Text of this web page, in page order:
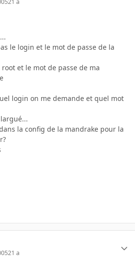
21 a
le login et le mot de passe de la
et le mot de passe de ma
login on me demande et quel mot
la config de la mandrake pour la
21 a